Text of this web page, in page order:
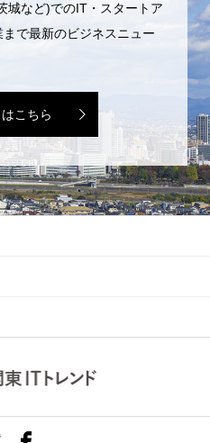
城など)でのIT・スタートア
で最新のビジネスニュー
こちら